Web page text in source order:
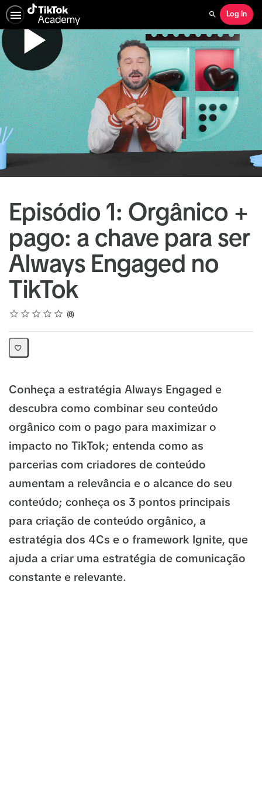
Search
Log In
Episódio 1: Orgânico +
pago: a chave para ser
Always Engaged no
TikTok
Rating
1 star
2 stars
3 stars
4 stars
5 stars
Average rating: 5.0 8
8 reviews
Conheça a estratégia Always Engaged e
descubra como combinar seu conteúdo
orgânico com o pago para maximizar o
impacto no TikTok; entenda como as
parcerias com criadores de conteúdo
aumentam a relevância e o alcance do seu
conteúdo; conheça os 3 pontos principais
para criação de conteúdo orgânico, a
estratégia dos 4Cs e o framework Ignite, que
ajuda a criar uma estratégia de comunicação
constante e relevante.